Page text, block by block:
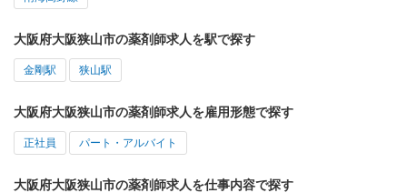
大阪府大阪狭山市の薬剤師求人を駅で探す
金剛駅 狭山駅
大阪府大阪狭山市の薬剤師求人を雇用形態で探す
正社員 パート・アルバイト
大阪府大阪狭山市の薬剤師求人を仕事内容で探す